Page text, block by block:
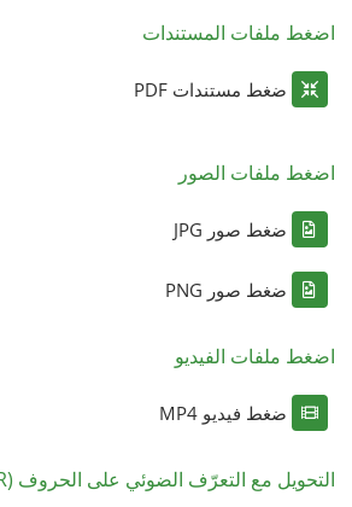
اضغط ملفات المستندات
ضغط مستندات PDF
اضغط ملفات الصور
ضغط صور JPG
ضغط صور PNG
اضغط ملفات الفيديو
ضغط فيديو MP4
التحويل مع التعرّف الضوئي على الحروف (OCR)